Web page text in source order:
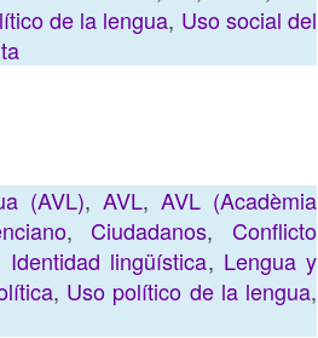
de la lengua, Uso social del
(AVL), AVL, AVL (Acadèmia
,Ciudadanos, Conflicto
Identidad lingüística, Lengua y
, Uso político de la lengua,